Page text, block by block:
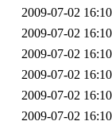
2009-07-02 16:10
2009-07-02 16:10
2009-07-02 16:10
2009-07-02 16:10
2009-07-02 16:10
2009-07-02 16:10